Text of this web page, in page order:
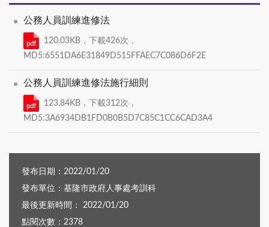
公務人員訓練進修法
120.03KB，下載426次，
MD5:6551DA6E31849D515FFAEC7C086D6F2E
公務人員訓練進修法施行細則
123.84KB，下載312次，
MD5:3A6934DB1FD0B0B5D7C85C1CC6CAD3A4
發布日期：2022/01/20
發布單位：基隆市政府人事處考訓科
最後更新時間： 2022/01/20
點閱次數：2378